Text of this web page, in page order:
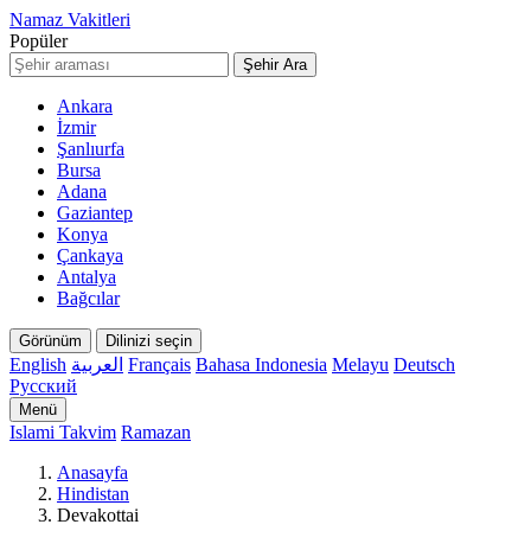
Namaz Vakitleri
Popüler
Şehir Ara
Ankara
İzmir
Şanlıurfa
Bursa
Adana
Gaziantep
Konya
Çankaya
Antalya
Bağcılar
Görünüm Dilinizi seçin
English العربية Français Bahasa Indonesia Melayu Deutsch
Русский
Menü
Islami Takvim Ramazan
Anasayfa
Hindistan
Devakottai